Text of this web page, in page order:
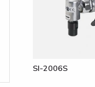
SI-2006S